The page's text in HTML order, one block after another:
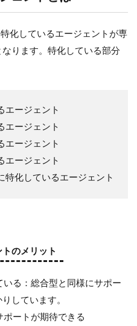
化しているエージェントが専
ります。特化している部分
エージェント
エージェント
エージェント
エージェント
特化しているエージェント
のメリット
る：総合型と同様にサポー
しています。
ートが期待できる